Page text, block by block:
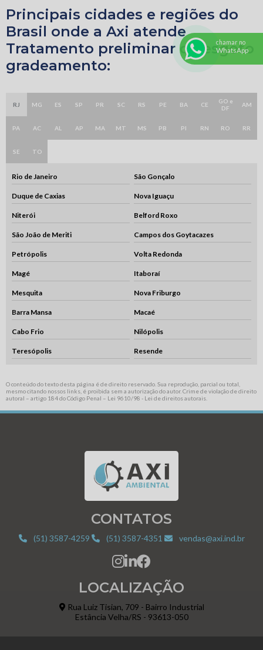
Principais cidades e regiões do
Brasil onde a Axi atende
Tratamento preliminar de esgoto
gradeamento:
RJ MG ES SP PR SC RS PE BA CE
GO e
DF
AM
PA AC AL AP MA MT MS PB PI RN RO RR
SE TO
Rio de Janeiro São Gonçalo
Duque de Caxias Nova Iguaçu
Niterói Belford Roxo
São João de Meriti Campos dos Goytacazes
Petrópolis Volta Redonda
Magé Itaboraí
Mesquita Nova Friburgo
Barra Mansa Macaé
Cabo Frio Nilópolis
Teresópolis Resende
O conteúdo do texto desta página é de direito reservado. Sua reprodução, parcial ou total,
mesmo citando nossos links, é proibida sem a autorização do autor. Crime de violação de direito
autoral – artigo 184 do Código Penal – Lei 9610/98 - Lei de direitos autorais
CONTATOS
(51) 3587-4259 (51) 3587-4351 vendas@axi.ind.br
LOCALIZAÇÃO
Rua Luiz Tisian, 709 - Bairro Industrial
Estância Velha/RS - 93613-050
chamar no
WhatsApp